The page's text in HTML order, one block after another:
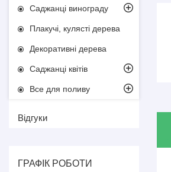
Саджанці винограду
Плакучі, кулясті дерева
Декоративні дерева
Саджанці квітів
Все для поливу
Відгуки
ГРАФІК РОБОТИ